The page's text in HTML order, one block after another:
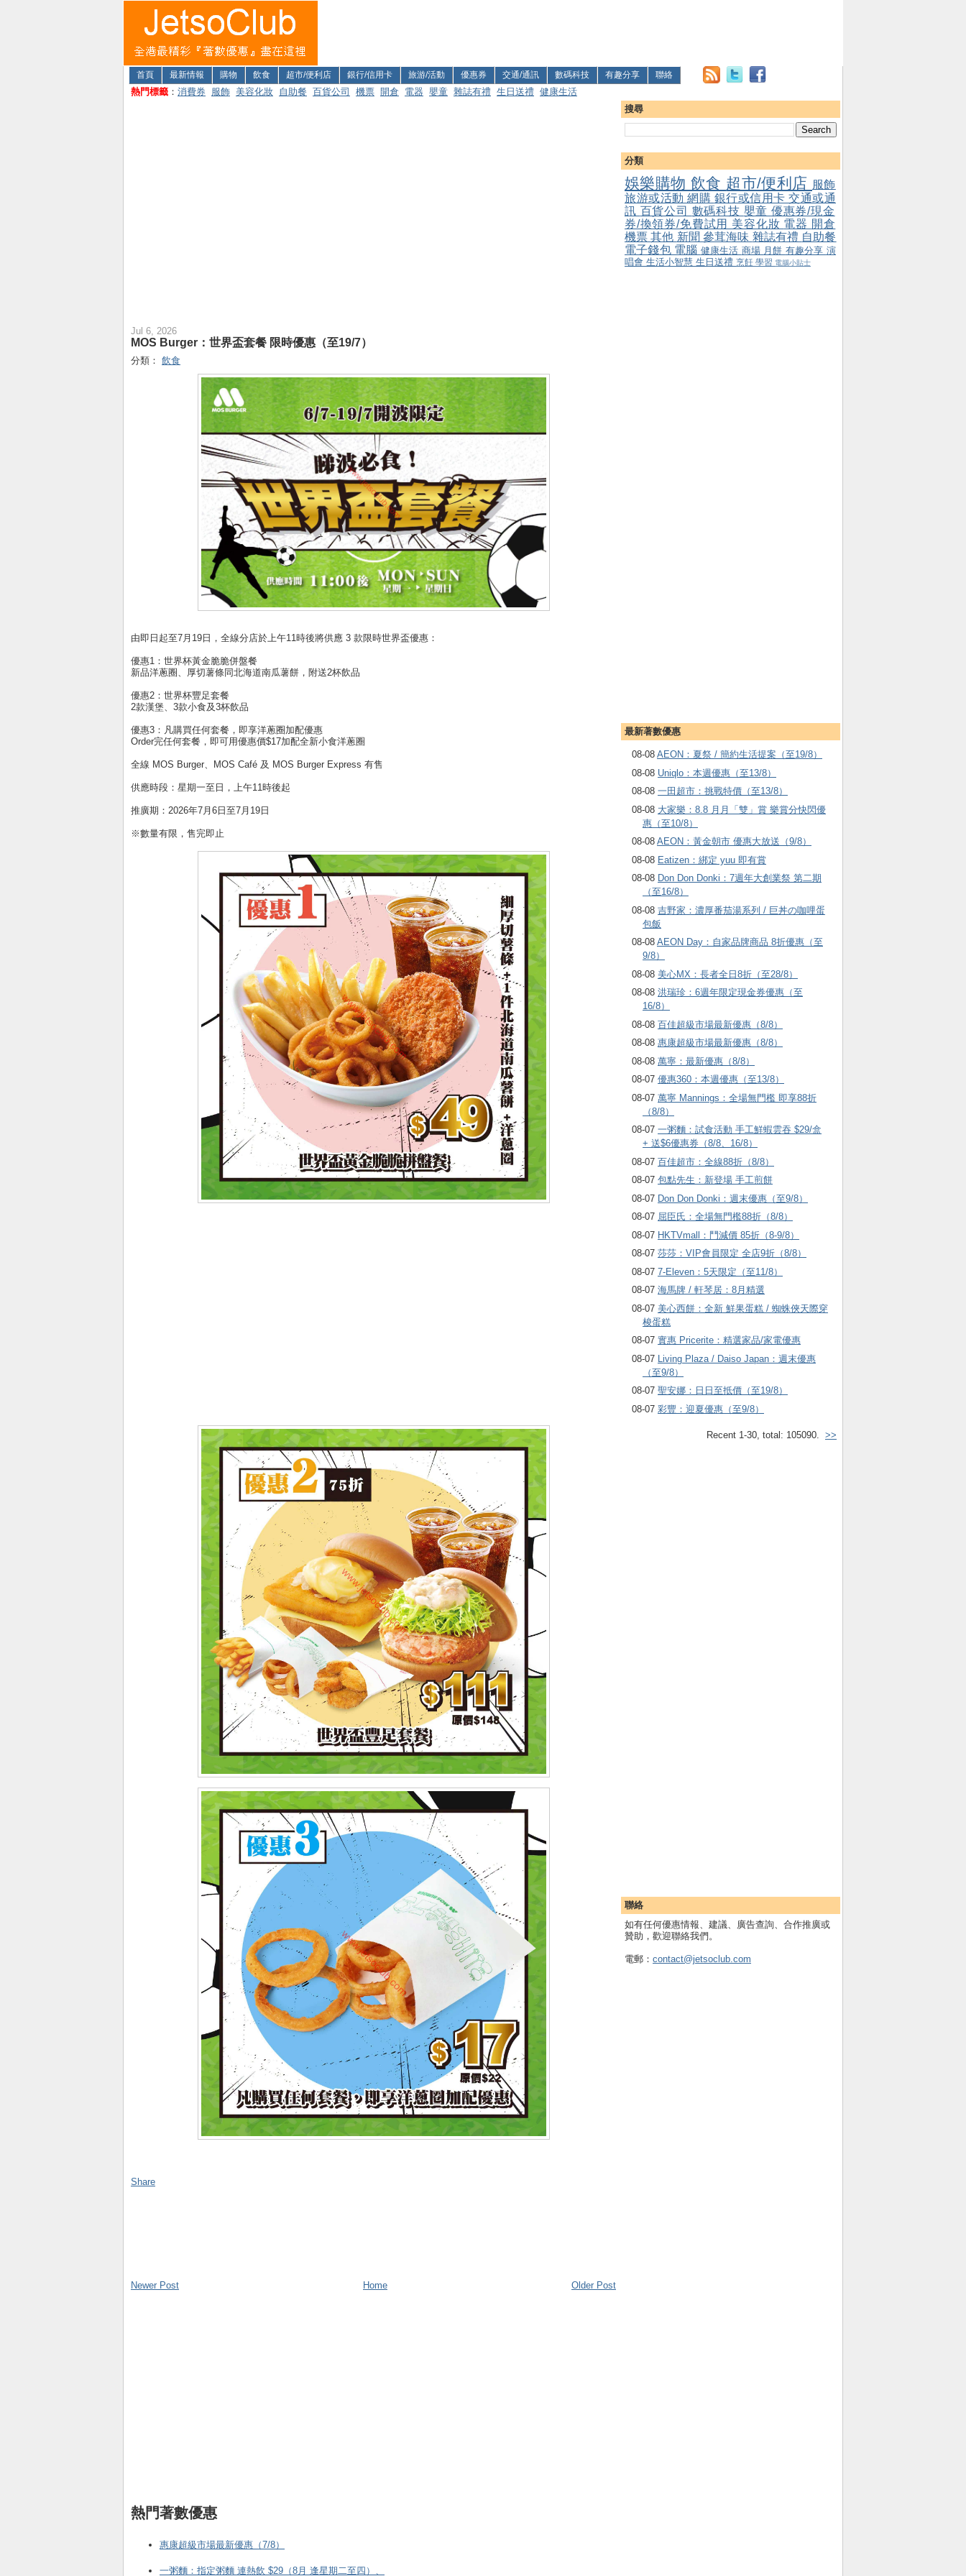
首頁 最新情報 購物 飲食 超市/便利店 銀行/信用卡 旅游/活動 優惠券 交通/通訊 數碼科技 有趣分享 聯絡
熱門標籤 ： 消費券 服飾 美容化妝 自助餐 百貨公司 機票 開倉 電器 嬰童 雜誌有禮 生日送禮 健康生活
搜尋
分類
娛樂購物 飲食 超市/便利店 服飾
旅游或活動 網購 銀行或信用卡 交通或通
訊 百貨公司 數碼科技 嬰童 優惠券/現金
券/換領券/免費試用 美容化妝 電器 開倉
機票其他 新聞參茸海味 雜誌有禮 自助餐
電子錢包 電腦 健康生活 商場 月餅 有趣分享 演
唱會 生活小智慧 生日送禮 烹飪 學習 電腦小貼士
最新著數優惠
08-08 AEON：夏祭 / 簡約生活提案（至19/8）
08-08 Uniqlo：本週優惠（至13/8）
08-08 一田超市：挑戰特價（至13/8）
08-08 大家樂：8.8 月月「雙」賞 樂賞分快閃優
惠（至10/8）
08-08 AEON：黃金朝市 優惠大放送（9/8）
08-08 Eatizen：綁定 yuu 即有賞
08-08 Don Don Donki：7週年大創業祭 第二期
（至16/8）
08-08 吉野家：濃厚番茄湯系列 / 巨丼の咖哩蛋
包飯
08-08 AEON Day：自家品牌商品 8折優惠（至
9/8）
08-08 美心MX：長者全日8折（至28/8）
08-08 洪瑞珍：6週年限定現金券優惠（至
16/8）
08-08 百佳超級市場最新優惠（8/8）
08-08 惠康超級市場最新優惠（8/8）
08-08 萬寧：最新優惠（8/8）
08-07 優惠360：本週優惠（至13/8）
08-07 萬寧 Mannings：全場無門檻 即享88折
（8/8）
08-07 一粥麵：試食活動 手工鮮蝦雲吞 $29/盒
+ 送$6優惠券（8/8、16/8）
08-07 百佳超市：全線88折（8/8）
08-07 包點先生：新登場 手工煎餅
08-07 Don Don Donki：週末優惠（至9/8）
08-07 屈臣氏：全場無門檻88折（8/8）
08-07 HKTVmall ：鬥減價 85折（8-9/8）
08-07 莎莎：VIP會員限定 全店9折（8/8）
08-07 7-Eleven：5天限定（至11/8）
08-07 海馬牌 / 軒琴居：8月精選
08-07 美心西餅：全新 鮮果蛋糕 / 蜘蛛俠天際穿
梭蛋糕
08-07 實惠 Pricerite：精選家品/家電優惠
08-07
Living Plaza / Daiso Japan：週末優惠
（至9/8）
08-07 聖安娜：日日至抵價（至19/8）
08-07 彩豐：迎夏優惠（至9/8）
Recent 1-30, total: 105090. >>
聯絡
如有任何優惠情報、建議、廣告查詢、合作推廣或
贊助，歡迎聯絡我們。
電郵： contact@jetsoclub.com
Jul 6, 2026
MOS Burger：世界盃套餐 限時優惠（至19/7）
分類： 飲食
由即日起至7月19日，全線分店於上午11時後將供應 3 款限時世界盃優惠：
優惠1：世界杯黃金脆脆併盤餐
新品洋蔥圈、厚切薯條同北海道南瓜薯餅，附送2杯飲品
優惠2：世界杯豐足套餐
2款漢堡、3款小食及3杯飲品
優惠3：凡購買任何套餐，即享洋蔥圈加配優惠
Order完任何套餐，即可用優惠價$17加配全新小食洋蔥圈
全線 MOS Burger、MOS Café 及 MOS Burger Express 有售
供應時段：星期一至日，上午11時後起
推廣期：2026年7月6日至7月19日
※數量有限，售完即止
Share
Newer Post Older Post
Home
熱門著數優惠
惠康超級市場最新優惠（7/8）
一粥麵：指定粥麵 連熱飲 $29（8月 逢星期二至四）、